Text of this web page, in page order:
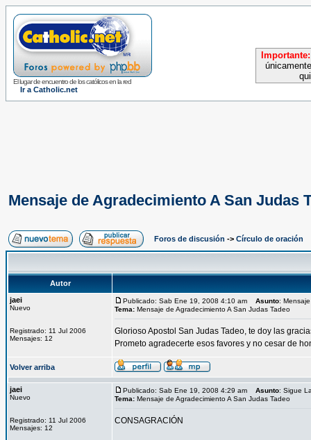
El lugar de encuentro de los católicos en la red
Ir a Catholic.net
Importante:
Mensaje de Agradecimiento A San Judas
Foros de discusión -> Círculo de oración
Autor
jaei
Nuevo
Registrado: 11 Jul 2006
Mensajes: 12
Publicado: Sab Ene 19, 2008 4:10 am Asunto:
Tema: Mensaje de Agradecimiento A San Judas Tadeo
Glorioso Apostol San Judas Tadeo, te doy las
Prometo agradecerte esos favores y no cesar de
Volver arriba
jaei
Nuevo
Registrado: 11 Jul 2006
Mensajes: 12
Publicado: Sab Ene 19, 2008 4:29 am Asunto: Sigue
Tema: Mensaje de Agradecimiento A San Judas Tadeo
CONSAGRACIÓN